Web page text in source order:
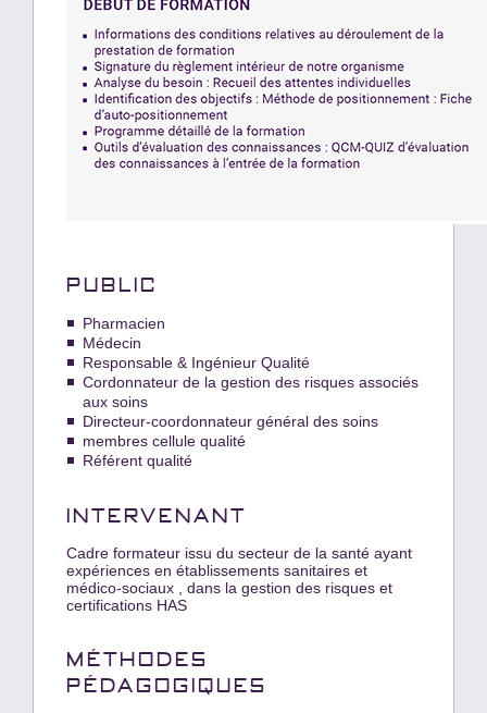
PUBLIC
Pharmacien
Médecin
Responsable & Ingénieur Qualité
Cordonnateur de la gestion des risques associés
aux soins
Directeur-coordonnateur général des soins
membres cellule qualité
Référent qualité
INTERVENANT
Cadre formateur issu du secteur de la santé ayant
expériences en établissements sanitaires et
médico-sociaux , dans la gestion des risques et
certifications HAS
MÉTHODES
PÉDAGOGIQUES